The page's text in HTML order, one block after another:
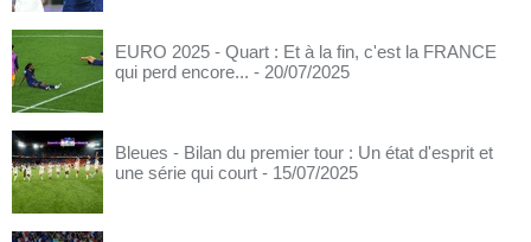
EURO 2025 - Quart : Et à la fin, c'est la FRANCE
qui perd encore... - 20/07/2025
Bleues - Bilan du premier tour : Un état d'esprit et
une série qui court - 15/07/2025